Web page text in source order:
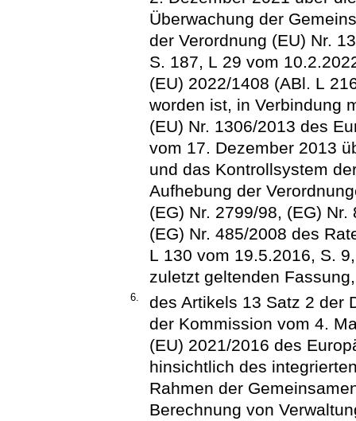
Überwachung der
der Verordnung (EU) Nr.
S. 187, L 29 vom
(EU) 2022/1408 (ABl. L
worden ist, in Verbindung
(EU) Nr. 1306/2013 des
vom 17. Dezember 2013
und das Kontrollsystem
Aufhebung der
(EG) Nr. 2799/98, (EG)
(EG) Nr. 485/2008 des
L 130 vom 19.5.2016, S.
zuletzt geltenden Fassung,
6.
des Artikels 13 Satz 2 der
der Kommission vom 4.
(EU) 2021/2016 des
hinsichtlich des
Rahmen der
Berechnung von